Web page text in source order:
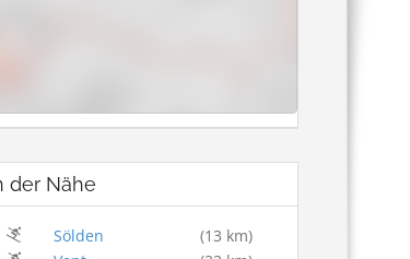
der Nähe
Sölden
(13 km)